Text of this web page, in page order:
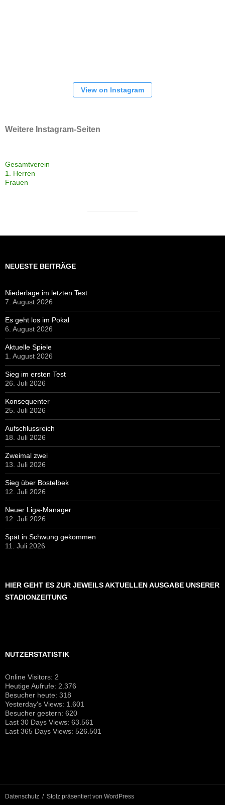
View on Instagram
Weitere Instagram-Seiten
Gesamtverein
1. Herren
Frauen
NEUESTE BEITRÄGE
Niederlage im letzten Test
7. August 2026
Es geht los im Pokal
6. August 2026
Aktuelle Spiele
1. August 2026
Sieg im ersten Test
26. Juli 2026
Konsequenter
25. Juli 2026
Aufschlussreich
18. Juli 2026
Zweimal zwei
13. Juli 2026
Sieg über Bostelbek
12. Juli 2026
Neuer Liga-Manager
12. Juli 2026
Spät in Schwung gekommen
11. Juli 2026
HIER GEHT ES ZUR JEWEILS AKTUELLEN AUSGABE UNSERER
STADIONZEITUNG
NUTZERSTATISTIK
Online Visitors: 2
Heutige Aufrufe: 2.376
Besucher heute: 318
Yesterday's Views: 1.601
Besucher gestern: 620
Last 30 Days Views: 63.561
Last 365 Days Views: 526.501
Datenschutz Stolz präsentiert von WordPress